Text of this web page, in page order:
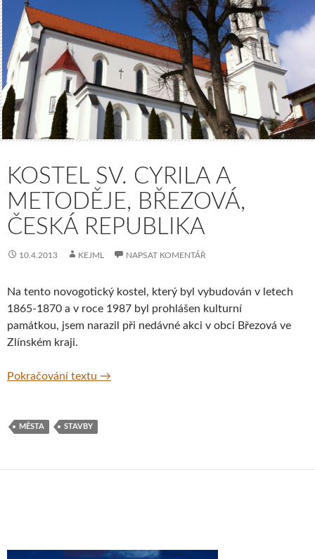
KOSTEL SV. CYRILA A
METODĚJE, BŘEZOVÁ,
ČESKÁ REPUBLIKA
10.4.2013 KEJML NAPSAT KOMENTÁŘ
Na tento novogotický kostel, který byl vybudován v letech
1865-1870 a v roce 1987 byl prohlášen kulturní
památkou, jsem narazil při nedávné akci v obci Březová ve
Zlínském kraji.
Pokračování textu Kostel sv. Cyrila a Metoděje, Březová,
→
MĚSTA STAVBY